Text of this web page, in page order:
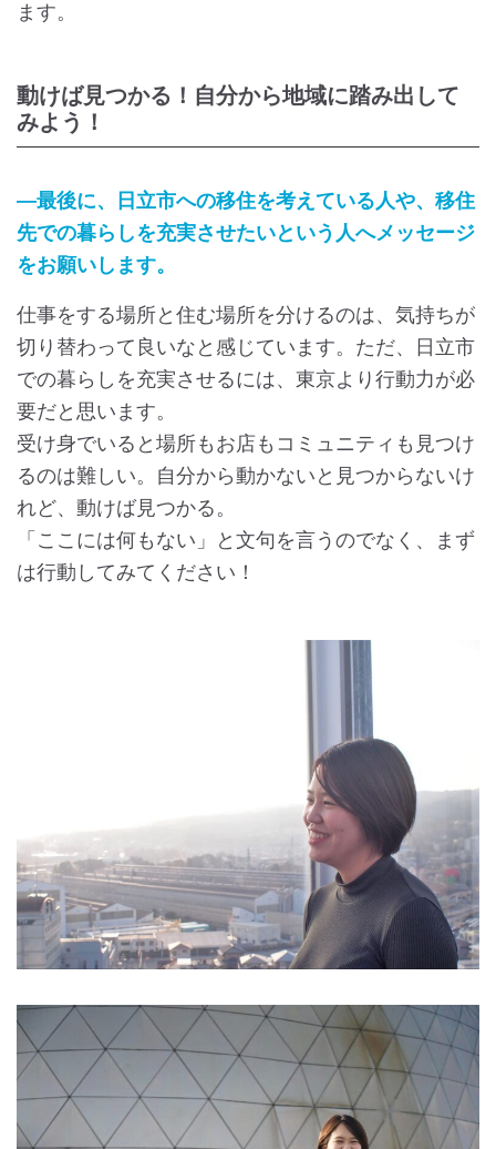
ます。
動けば見つかる！自分から地域に踏み出して
みよう！
―最後に、日立市への移住を考えている人や、移住
先での暮らしを充実させたいという人へメッセージ
をお願いします。
仕事をする場所と住む場所を分けるのは、気持ちが
切り替わって良いなと感じています。ただ、日立市
での暮らしを充実させるには、東京より行動力が必
要だと思います。
受け身でいると場所もお店もコミュニティも見つけ
るのは難しい。自分から動かないと見つからないけ
れど、動けば見つかる。
「ここには何もない」と文句を言うのでなく、まず
は行動してみてください！